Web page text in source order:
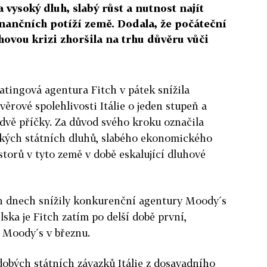
dluh, slabý růst a nutnost najít
potíží země. Dodala, že počáteční
krizi zhoršila na trhu důvěru vůči
agentura Fitch v pátek snížila
spolehlivosti Itálie o jeden stupeň a
příčky. Za důvod svého kroku označila
státních dluhů, slabého ekonomického
v tyto země v době eskalující dluhové
snížily konkurenční agentury Moody´s
je Fitch zatím po delší době první,
v březnu.
státních závazků Itálie z dosavadního